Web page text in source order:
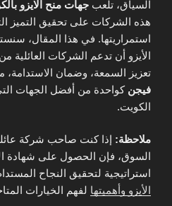
السياق، تلعب جهات منح الايزو
هذه الشركات على تحقيق التميز
استمراريتها. في هذا المقال،
الأيزو أن تدعم الشركات العائلية
تعزيز السمعة، وضمان الاستدامة،
فيجن كواحدة من أفضل الجهات
الكويت.
ملاحظة: إذا كنت صاحب شركة
السوق، فإن الحصول على شهادة
استراتيجية لتحقيق النجاح
الأيزو وأهميتها لفهم الخيارات